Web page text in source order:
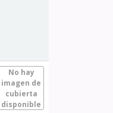
No hay
imagen de
cubierta
disponible